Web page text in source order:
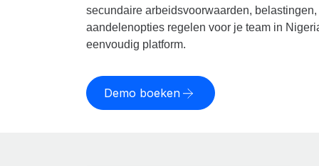
secundaire arbeidsvoorwaarden,
aandelenopties regelen voor je team in
eenvoudig platform.
Demo boeken